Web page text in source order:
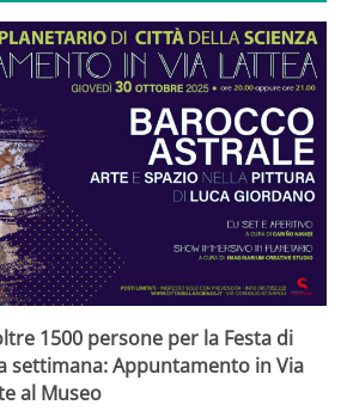
1500 persone per la Festa di
settimana: Appuntamento in Via
al Museo